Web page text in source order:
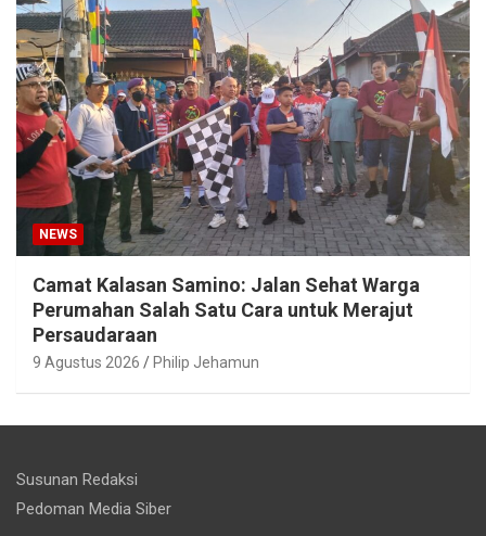
NEWS
Camat Kalasan Samino: Jalan Sehat Warga
Perumahan Salah Satu Cara untuk Merajut
Persaudaraan
9 Agustus 2026 Philip Jehamun
Susunan Redaksi
Pedoman Media Siber